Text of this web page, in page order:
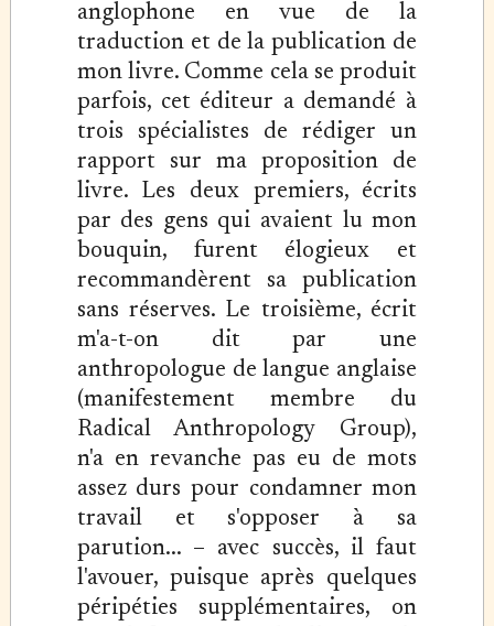
anglophone en vue de la
traduction et de la publication de
mon livre. Comme cela se produit
parfois, cet éditeur a demandé à
trois spécialistes de rédiger un
rapport sur ma proposition de
livre. Les deux premiers, écrits
par des gens qui avaient lu mon
bouquin, furent élogieux et
recommandèrent sa publication
sans réserves. Le troisième, écrit
m'a-t-on dit par une
anthropologue de langue anglaise
(manifestement membre du
Radical Anthropology Group),
n'a en revanche pas eu de mots
assez durs pour condamner mon
travail et s'opposer à sa
parution... – avec succès, il faut
l'avouer, puisque après quelques
péripéties supplémentaires, on